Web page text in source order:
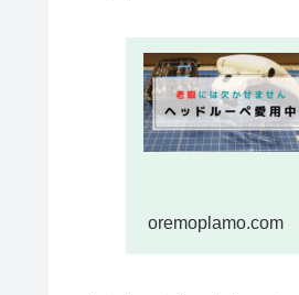
oremoplamo.com